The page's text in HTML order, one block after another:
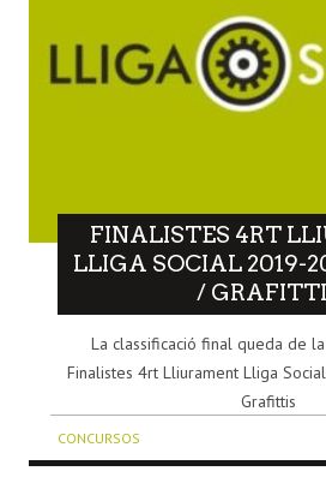
FINALISTES 4RT
LLIGA SOCIAL 2019-
/
La classificació final queda de
Finalistes 4rt Lliurament Lliga
Grafittis
CONCURSOS